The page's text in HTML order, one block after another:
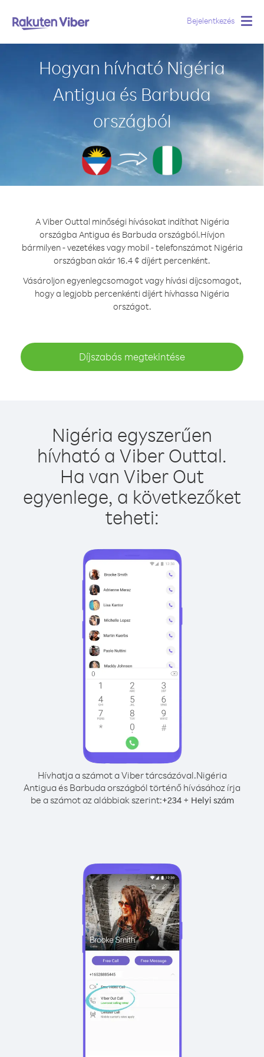
Bejelentkezés
Hogyan hívható Nigéria
Antigua és Barbuda
országból
A Viber Outtal minőségi hívásokat indíthat Nigéria
országba Antigua és Barbuda országból.Hívjon
bármilyen - vezetékes vagy mobil - telefonszámot Nigéria
országban akár 16.4 ¢ díjért percenként.
Vásároljon egyenlegcsomagot vagy hívási díjcsomagot,
hogy a legjobb percenkénti díjért hívhassa Nigéria
országot.
Díjszabás megtekintése
Nigéria egyszerűen
hívható a Viber Outtal.
Ha van Viber Out
egyenlege, a következőket
teheti:
Hívhatja a számot a Viber tárcsázóval.Nigéria
Antigua és Barbuda országból történő hívásához írja
be a számot az alábbiak szerint:+234+ Helyi szám